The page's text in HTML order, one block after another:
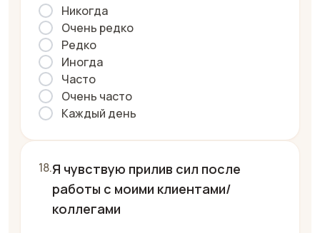
Никогда
Очень редко
Редко
Иногда
Часто
Очень часто
Каждый день
Я чувствую прилив сил после
работы с моими клиентами/
коллегами